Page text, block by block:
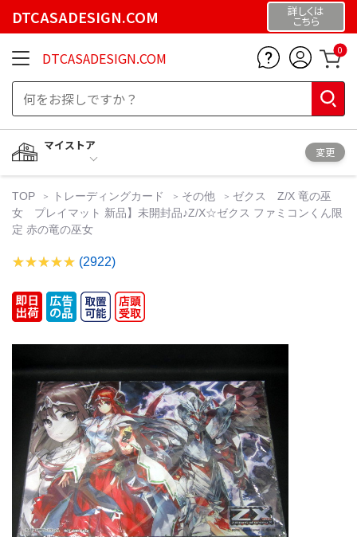
DTCASADESIGN.COM 詳しくは
こちら
DTCASADESIGN.COM 0
マイストア
変更
TOP トレーディングカード その他
ゼクス Z/X 竜の巫
女 プレイマット 新品】未開封品♪Z/X☆ゼクス ファミコンくん限
定 赤の竜の巫女
(2922)